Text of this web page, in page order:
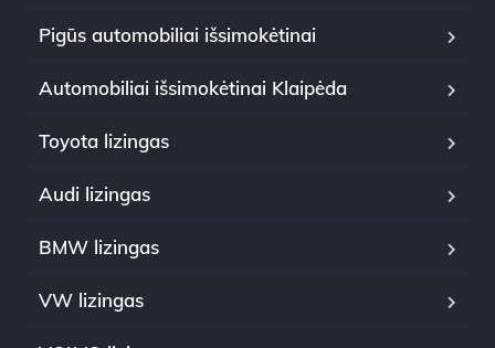
Pigūs automobiliai išsimokėtinai
Automobiliai išsimokėtinai Klaipėda
Toyota lizingas
Audi lizingas
BMW lizingas
VW lizingas